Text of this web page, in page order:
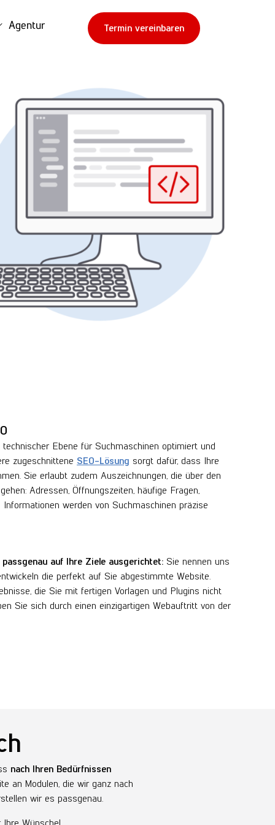
Agentur Termin vereinbaren
Ebene für Suchmaschinen optimiert und
zugeschnittene SEO-Lösung sorgt dafür, dass Ihre
Sie erlaubt zudem Auszeichnungen, die über den
Adressen, Öffnungszeiten, häufige Fragen,
werden von Suchmaschinen präzise
passgenau auf Ihre Ziele ausgerichtet: Sie nennen uns
die perfekt auf Sie abgestimmte Website.
die Sie mit fertigen Vorlagen und Plugins nicht
Sie sich durch einen einzigartigen Webauftritt von der
nach Ihren Bedürfnissen
an Modulen, die wir ganz nach
wir es passgenau.